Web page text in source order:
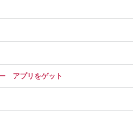
アプリをゲット